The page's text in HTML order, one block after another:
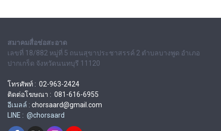
สมาคมสื่อช่อสะอาด
เลขที่ 18/882 หมู่ที่ 5 ถนนสุขาประชาสรรค์ 2 ตำบลบางพูด อำเภอ
ปากเกร็ด จังหวัดนนทบุรี 11120
โทรศัพท์ : 02-963-2424
ติดต่อโฆษณา : 081-616-6955
อีเมลล์ : chorsaard@gmail.com
LINE : @chorsaard